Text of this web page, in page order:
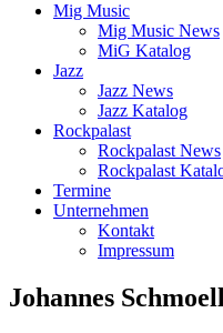
Mig Music
Mig Music News
MiG Katalog
Jazz
Jazz News
Jazz Katalog
Rockpalast
Rockpalast News
Rockpalast
Termine
Unternehmen
Kontakt
Impressum
Johannes